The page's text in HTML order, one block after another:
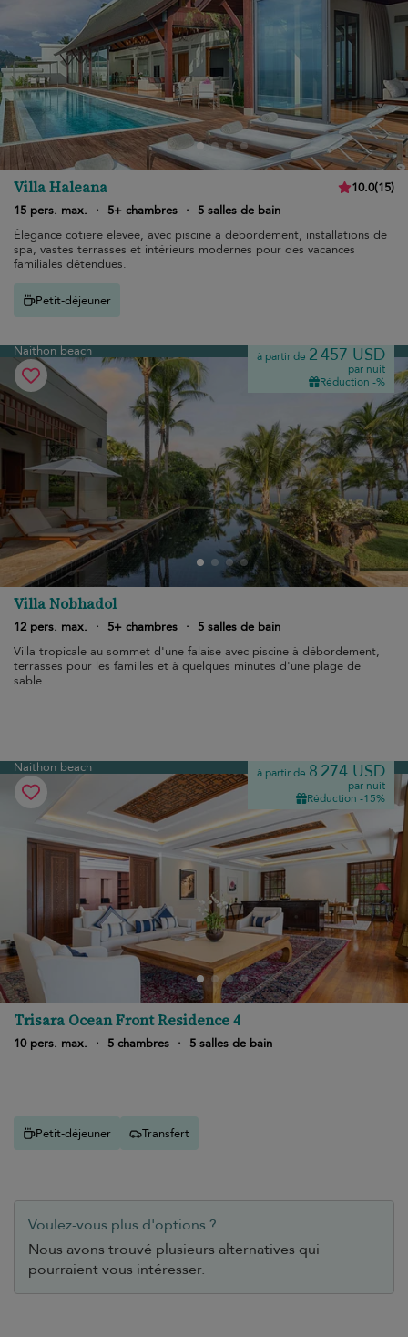
Villa Haleana 10.0(15)
15 pers. max.
· 5+ chambres ·
5 salles de bain
Élégance côtière élevée, avec piscine à débordement, installations de
spa, vastes terrasses et intérieurs modernes pour des vacances
familiales détendues.
Petit-déjeuner
Naithon beach à partir de 2 457 USD
par nuit
Réduction -%
Villa Nobhadol
12 pers. max. · 5+ chambres ·
5 salles de bain
Villa tropicale au sommet d'une falaise avec piscine à débordement,
terrasses pour les familles et à quelques minutes d'une plage de
sable.
Naithon beach à partir de 8 274 USD
par nuit
Réduction -15%
Trisara Ocean Front Residence 4
10 pers. max. · 5 chambres · 5 salles de bain
Petit-déjeuner Transfert
Voulez-vous plus d'options ?
Nous avons trouvé plusieurs alternatives qui
pourraient vous intéresser.